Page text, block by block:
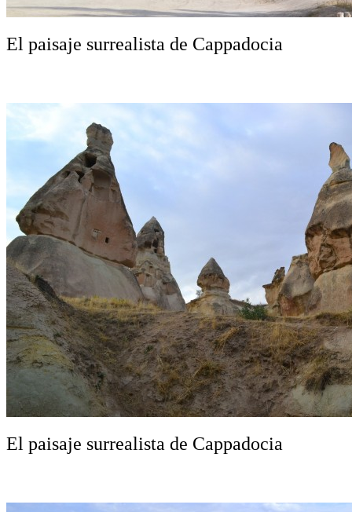
El paisaje surrealista de Cappadocia
El paisaje surrealista de Cappadocia